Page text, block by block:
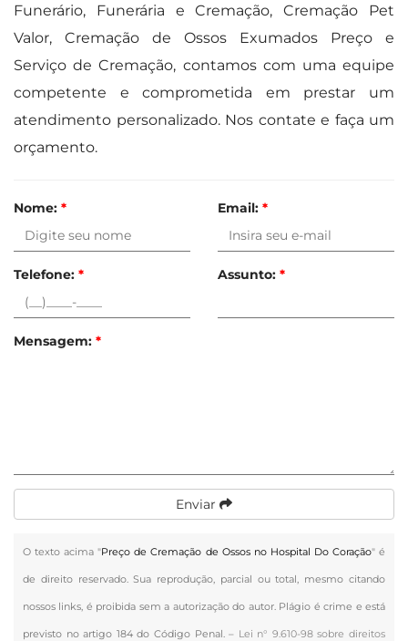
Funerário, Funerária e Cremação, Cremação Pet
Valor, Cremação de Ossos Exumados Preço e
Serviço de Cremação, contamos com uma equipe
competente e comprometida em prestar um
atendimento personalizado. Nos contate e faça um
orçamento.
Nome: * Email: *
Telefone: * Assunto: *
Mensagem: *
Enviar
O texto acima "Preço de Cremação de Ossos no Hospital Do Coração" é
de direito reservado. Sua reprodução, parcial ou total, mesmo citando
nossos links, é proibida sem a autorização do autor. Plágio é crime e está
previsto no artigo 184 do Código Penal. – Lei n° 9.610-98 sobre direitos